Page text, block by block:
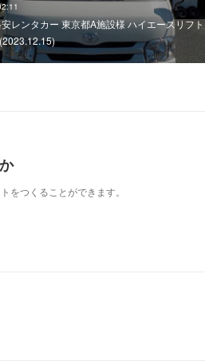
レンタカー 東京都A施設様 ハイエースリフト
をつくることができます。